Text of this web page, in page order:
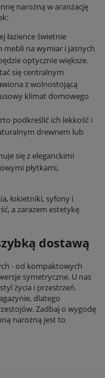
narożną w aranżację
łazience świetnie
na wymiar i jasnych
optycznie większe.
się centralnym
z wolnostojącą
klimat domowego
podkreślić ich lekkość i
drewnem lub
się z eleganckimi
płytkami,
łokietniki, syfony i
a zarazem estetykę
dostawą
- od kompaktowych
symetryczne. U nas
życia i przestrzeń.
dlatego
Zadbaj o wygodę
narożną jest to